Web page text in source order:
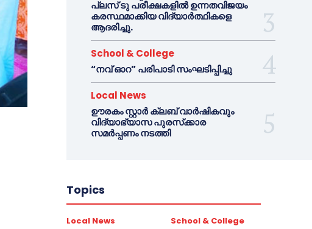
പ്ലസ് ടു പരീക്ഷകളിൽ ഉന്നതവിജയം
കരസ്ഥമാക്കിയ വിദ്യാർത്ഥികളെ
ആദരിച്ചു.
School & College
“നവ് ഓറ” പരിപാടി സംഘടിപ്പിച്ചു
Local News
ഊരകം സ്റ്റാർ ക്ലബ് വാർഷികവും
വിദ്യാഭ്യാസ പുരസ്‌ക്കാര
സമർപ്പണം നടത്തി
Topics
Local News School & College